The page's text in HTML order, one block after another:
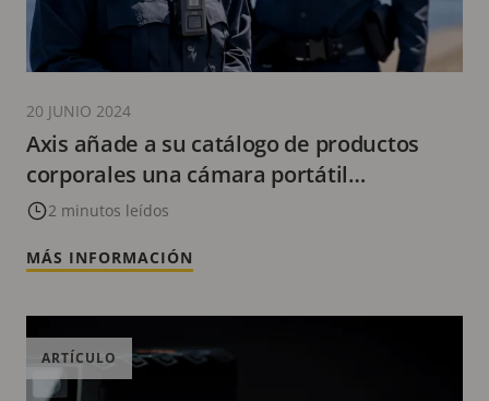
Axis añade a su catálogo de productos
corporales una cámara portátil
actualizada para las fuerzas del orden y el
2 minutos leídos
20 JUNIO 2024
MÁS INFORMACIÓN
ARTÍCULO